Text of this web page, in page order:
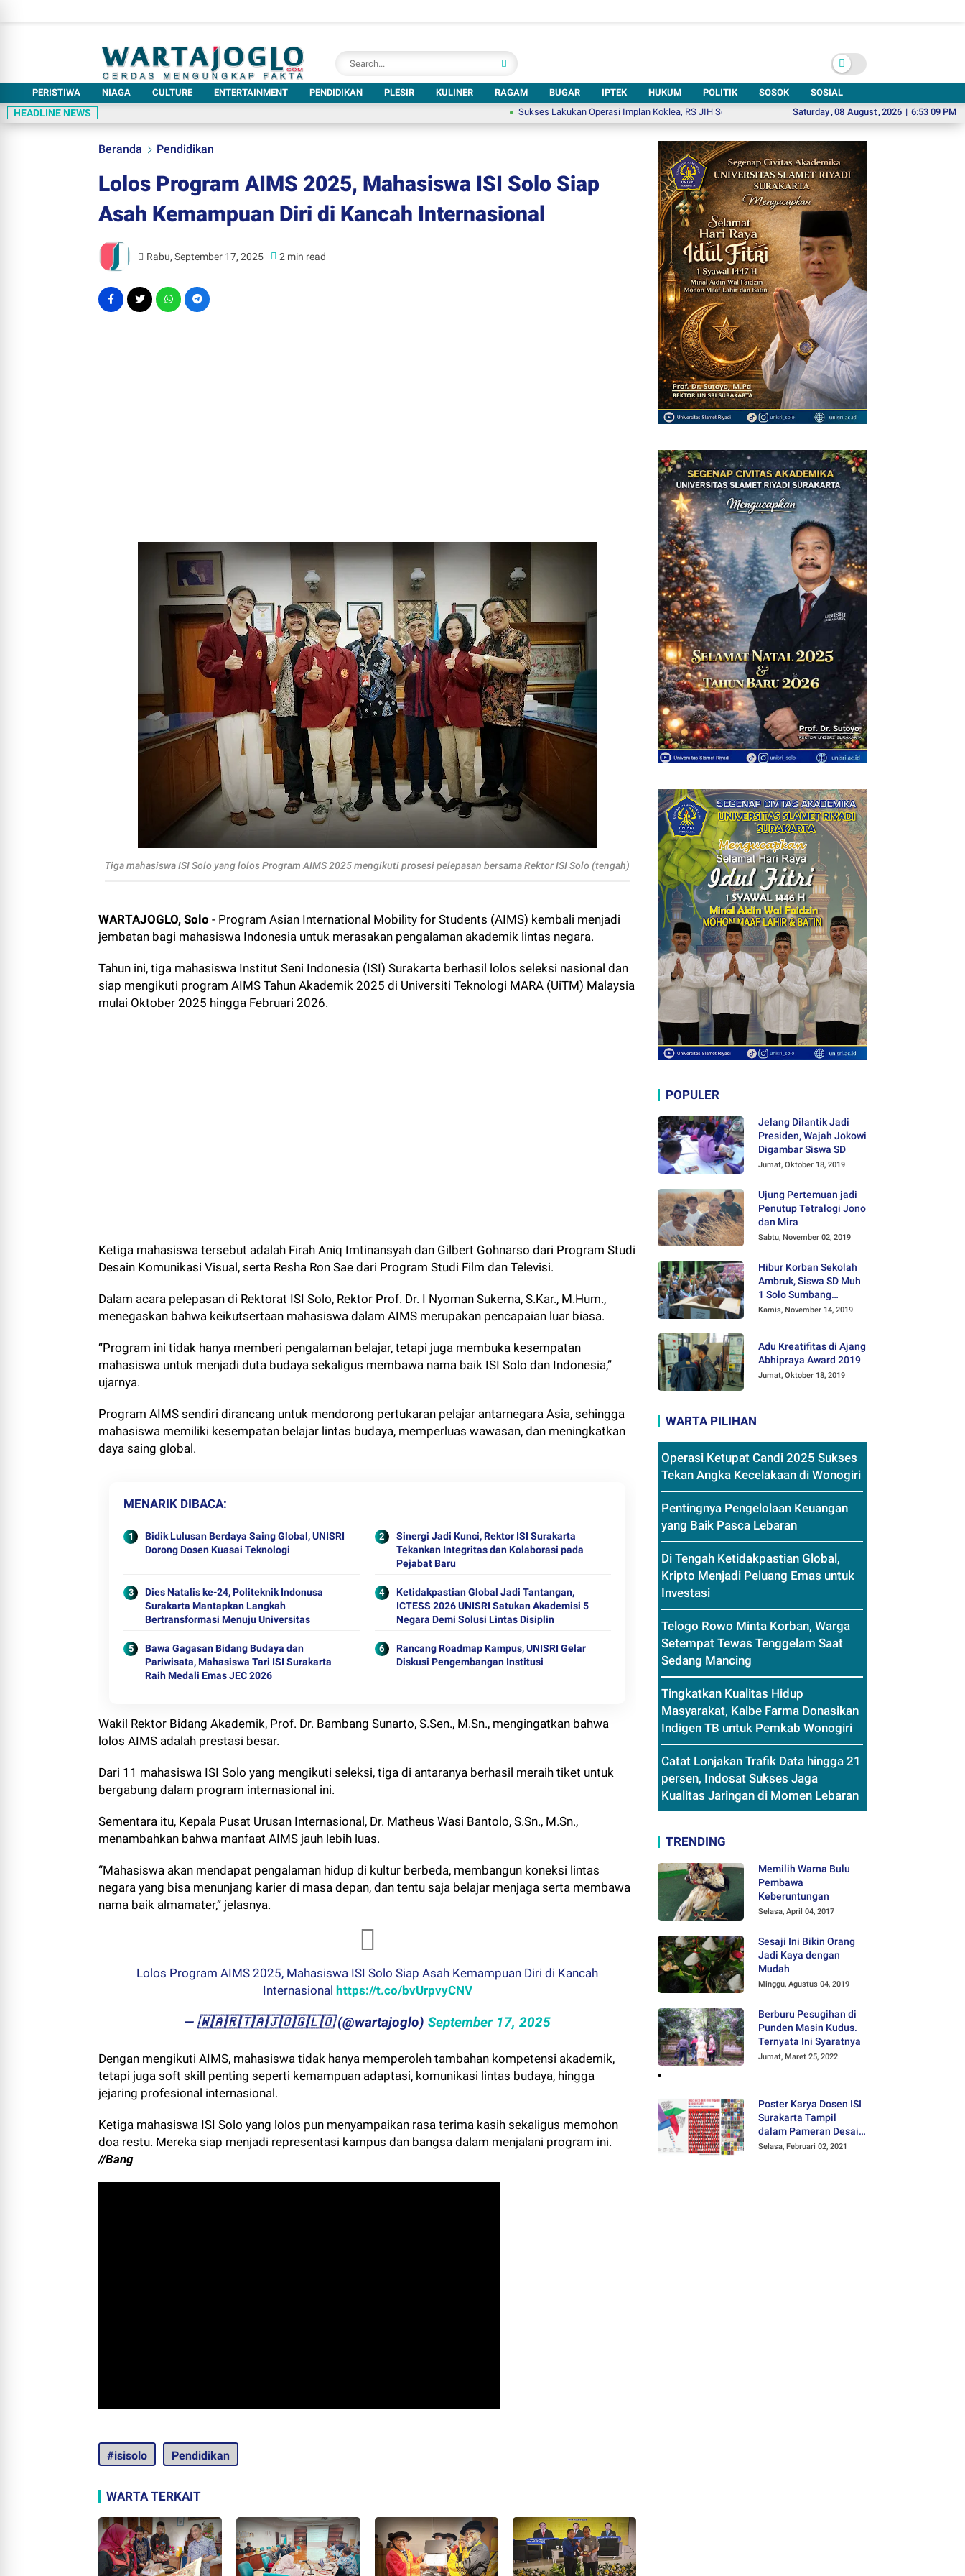
PERISTIWA NIAGA CULTURE ENTERTAINMENT PENDIDIKAN PLESIR KULINER RAGAM BUGAR IPTEK HUKUM POLITIK SOSOK
SOSIAL
Saturday,08 August,2026 | 6:53 10 PM
HEADLINE NEWS Sukses Lakukan Operasi Implan Koklea, RS JIH Solo Buka Harapan bagi Anak dengan Gangguan Pendengaran
Beranda Pendidikan
Lolos Program AIMS 2025, Mahasiswa ISI Solo Siap
Asah Kemampuan Diri di Kancah Internasional
Rabu, September 17, 2025 2 min read
Tiga mahasiswa ISI Solo yang lolos Program AIMS 2025 mengikuti prosesi pelepasan bersama Rektor ISI Solo (tengah)
WARTAJOGLO, Solo - Program Asian International Mobility for Students (AIMS) kembali menjadi
jembatan bagi mahasiswa Indonesia untuk merasakan pengalaman akademik lintas negara.
Tahun ini, tiga mahasiswa Institut Seni Indonesia (ISI) Surakarta berhasil lolos seleksi nasional dan
siap mengikuti program AIMS Tahun Akademik 2025 di Universiti Teknologi MARA (UiTM) Malaysia
mulai Oktober 2025 hingga Februari 2026.
Ketiga mahasiswa tersebut adalah Firah Aniq Imtinansyah dan Gilbert Gohnarso dari Program Studi
Desain Komunikasi Visual, serta Resha Ron Sae dari Program Studi Film dan Televisi.
Dalam acara pelepasan di Rektorat ISI Solo, Rektor Prof. Dr. I Nyoman Sukerna, S.Kar., M.Hum.,
menegaskan bahwa keikutsertaan mahasiswa dalam AIMS merupakan pencapaian luar biasa.
“Program ini tidak hanya memberi pengalaman belajar, tetapi juga membuka kesempatan
mahasiswa untuk menjadi duta budaya sekaligus membawa nama baik ISI Solo dan Indonesia,”
ujarnya.
Program AIMS sendiri dirancang untuk mendorong pertukaran pelajar antarnegara Asia, sehingga
mahasiswa memiliki kesempatan belajar lintas budaya, memperluas wawasan, dan meningkatkan
daya saing global.
MENARIK DIBACA
Bidik Lulusan Berdaya Saing Global, UNISRI
Dorong Dosen Kuasai Teknologi
Sinergi Jadi Kunci, Rektor ISI Surakarta
Tekankan Integritas dan Kolaborasi pada
Pejabat Baru
Dies Natalis ke-24, Politeknik Indonusa
Surakarta Mantapkan Langkah
Bertransformasi Menuju Universitas
Ketidakpastian Global Jadi Tantangan,
ICTESS 2026 UNISRI Satukan Akademisi 5
Negara Demi Solusi Lintas Disiplin
Bawa Gagasan Bidang Budaya dan
Pariwisata, Mahasiswa Tari ISI Surakarta
Raih Medali Emas JEC 2026
Rancang Roadmap Kampus, UNISRI Gelar
Diskusi Pengembangan Institusi
Wakil Rektor Bidang Akademik, Prof. Dr. Bambang Sunarto, S.Sen., M.Sn., mengingatkan bahwa
lolos AIMS adalah prestasi besar.
Dari 11 mahasiswa ISI Solo yang mengikuti seleksi, tiga di antaranya berhasil meraih tiket untuk
bergabung dalam program internasional ini.
Sementara itu, Kepala Pusat Urusan Internasional, Dr. Matheus Wasi Bantolo, S.Sn., M.Sn.,
menambahkan bahwa manfaat AIMS jauh lebih luas.
“Mahasiswa akan mendapat pengalaman hidup di kultur berbeda, membangun koneksi lintas
negara yang bisa menunjang karier di masa depan, dan tentu saja belajar menjaga serta membawa
nama baik almamater,” jelasnya.
Lolos Program AIMS 2025, Mahasiswa ISI Solo Siap Asah Kemampuan Diri di Kancah
Internasional https://t.co/bvUrpvyCNV
— ​🇼​​🇦​​🇷​​🇹​​🇦​​🇯​​🇴​​🇬​​🇱​​🇴 (@wartajoglo) September 17, 2025
Dengan mengikuti AIMS, mahasiswa tidak hanya memperoleh tambahan kompetensi akademik,
tetapi juga soft skill penting seperti kemampuan adaptasi, komunikasi lintas budaya, hingga
jejaring profesional internasional.
Ketiga mahasiswa ISI Solo yang lolos pun menyampaikan rasa terima kasih sekaligus memohon
doa restu. Mereka siap menjadi representasi kampus dan bangsa dalam menjalani program ini.
//Bang
#isisolo Pendidikan
WARTA TERKAIT
POPULER
Jelang Dilantik Jadi
Presiden, Wajah Jokowi
Digambar Siswa SD
Jumat, Oktober 18, 2019
Ujung Pertemuan jadi
Penutup Tetralogi Jono
dan Mira
Sabtu, November 02, 2019
Hibur Korban Sekolah
Ambruk, Siswa SD Muh
1 Solo Sumbang
Mainan Othok-othok
Kamis, November 14, 2019
Adu Kreatifitas di Ajang
Abhipraya Award 2019
Jumat, Oktober 18, 2019
WARTA PILIHAN
Operasi Ketupat Candi 2025 Sukses
Tekan Angka Kecelakaan di Wonogiri
Pentingnya Pengelolaan Keuangan
yang Baik Pasca Lebaran
Di Tengah Ketidakpastian Global,
Kripto Menjadi Peluang Emas untuk
Investasi
Telogo Rowo Minta Korban, Warga
Setempat Tewas Tenggelam Saat
Sedang Mancing
Tingkatkan Kualitas Hidup
Masyarakat, Kalbe Farma Donasikan
Indigen TB untuk Pemkab Wonogiri
Catat Lonjakan Trafik Data hingga 21
persen, Indosat Sukses Jaga
Kualitas Jaringan di Momen Lebaran
TRENDING
Memilih Warna Bulu
Pembawa
Keberuntungan
Selasa, April 04, 2017
Sesaji Ini Bikin Orang
Jadi Kaya dengan
Mudah
Minggu, Agustus 04, 2019
Berburu Pesugihan di
Punden Masin Kudus.
Ternyata Ini Syaratnya
Jumat, Maret 25, 2022
Poster Karya Dosen ISI
Surakarta Tampil
dalam Pameran Desain
Poster Internasional
Selasa, Februari 02, 2021